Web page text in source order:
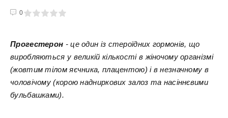
0
5
Прогестерон - це один із стероїдних гормонів, що
виробляються у великій кількості в жіночому організмі
(жовтим тілом яєчника, плацентою) і в незначному в
чоловічому (корою надниркових залоз та насіннєвими
бульбашками).